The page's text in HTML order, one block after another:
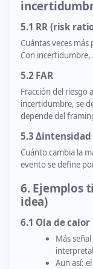
5.1 RR (risk
Cuántas veces
Con incertidumbre,
5.2 FAR
Fracción del riesgo
incertidumbre, se
depende del
5.3 Δintensidad
Cuánto cambia la
evento se define
6. Ejemplos
idea)
6.1 Ola de calor
Más
Aun así: